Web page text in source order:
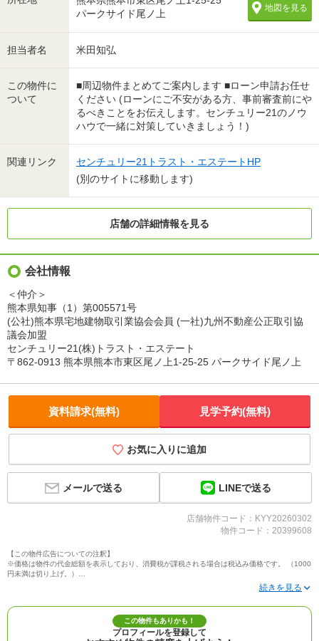
パークサイド尾ノ上
地図を見る
担当者名 米田知弘
この物件に
ついて
■周辺物件まとめてご案内します ■ローン申請お任せ
ください (ローンにご不安がある方、事前審査前にや
るべきことをお伝えします。センチュリー21のノウ
ハウで一緒に対策していきましょう！)
関連リンク
センチュリー21トラスト・エステートHP
(別のサイトに移動します)
店舗の詳細情報を見る
会社情報
＜仲介＞
熊本県知事（1）第005571号
(公社)熊本県宅地建物取引業協会会員 (一社)九州不動産公正取引協
議会加盟
センチュリー21(株)トラスト・エステート
〒862-0913 熊本県熊本市東区尾ノ上1-25-25 パークサイド尾ノ上
資料請求(無料) 見学予約(無料)
お気に入りに追加
メールで送る LINEで送る
店舗物件コード：KYY20260302
物件コード：20399608
【この物件広告についての注釈】
※価格は物件の代金総額を表示しており、消費税が課税される場合は税込み価格です。 （1000
円未満は切り上げ。）
※写真に写っている、またはパース（絵）や間取り図に描かれている家具や車などは、特にコ
※建築条件付き土地価格には、建物価格は含まれません。
※物件情報は、原則として情報提供日の２日前に最終確認した情報です。
※完成予想図はいずれも外構、植栽、外観等実際のものとは多少異なることがあります。
この物件もありかも！
プロフィールを登録して